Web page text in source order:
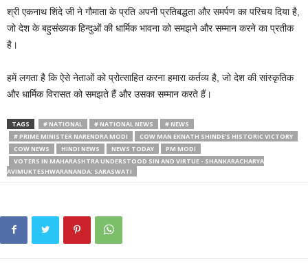
श्री एकनाथ शिंदे जी ने गौमाता के प्रति अपनी प्रतिबद्धता और समर्पण का परिचय दिया है,
जो देश के बहुसंख्यक हिन्दुओं की धार्मिक भावना को समझने और सम्मान करने का प्रतीक
है।
हमें लगता है कि ऐसे नेताओं को प्रोत्साहित करना हमारा कर्तव्य है, जो देश की सांस्कृतिक
और धार्मिक विरासत को समझते हैं और उसका सम्मान करते हैं।
TAGS # NATIONAL # NATIONAL NEWS
# NEWS
# PRIME MINISTER NARENDRA MODI
COW MAN EKNATH SHINDE'S HISTORIC VICTORY
COW NEWS
HINDI NEWS NEWS TODAY
PM MODI
VOTERS IN MAHARASHTRA UNDERSTOOD SIN AND VIRTUE - SHANKARACHARYA
AVIMUKTESHWARANANDA: SARASWATI